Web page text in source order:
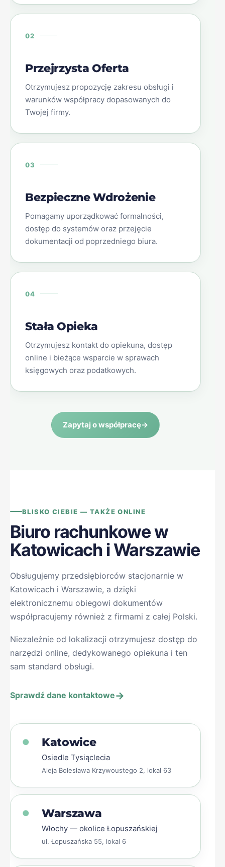
02
Przejrzysta Oferta
Otrzymujesz propozycję zakresu obsługi i
warunków współpracy dopasowanych do
Twojej firmy.
03
Bezpieczne Wdrożenie
Pomagamy uporządkować formalności,
dostęp do systemów oraz przejęcie
dokumentacji od poprzedniego biura.
04
Stała Opieka
Otrzymujesz kontakt do opiekuna, dostęp
online i bieżące wsparcie w sprawach
księgowych oraz podatkowych.
Zapytaj o współpracę→
BLISKO CIEBIE — TAKŻE ONLINE
Biuro rachunkowe w
Katowicach i Warszawie
Obsługujemy przedsiębiorców stacjonarnie w
Katowicach i Warszawie, a dzięki
elektronicznemu obiegowi dokumentów
współpracujemy również z firmami z całej Polski.
Niezależnie od lokalizacji otrzymujesz dostęp do
narzędzi online, dedykowanego opiekuna i ten
sam standard obsługi.
Sprawdź dane kontaktowe→
● Katowice
Osiedle Tysiąclecia
Aleja Bolesława Krzywoustego 2, lokal 63
● Warszawa
Włochy — okolice Łopuszańskiej
ul. Łopuszańska 55, lokal 6